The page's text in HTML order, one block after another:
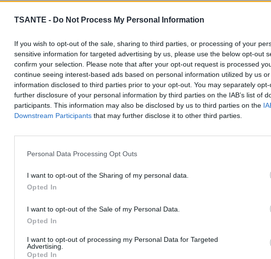
TSANTE - Do Not Process My Personal Information
If you wish to opt-out of the sale, sharing to third parties, or processing of your
sensitive information for targeted advertising by us, please use the below opt-out
confirm your selection. Please note that after your opt-out request is processed
continue seeing interest-based ads based on personal information utilized by us
information disclosed to third parties prior to your opt-out. You may separately
further disclosure of your personal information by third parties on the IAB’s list of
participants. This information may also be disclosed by us to third parties on the
Downstream Participants that may further disclose it to other third parties.
Personal Data Processing Opt Outs
I want to opt-out of the Sharing of my personal data.
Opted In
I want to opt-out of the Sale of my Personal Data.
Opted In
I want to opt-out of processing my Personal Data for Targeted
Advertising.
Opted In
sèche pour sécher les vêtements plus rapidement ! Parce
l’humidité des vêtements fraîchement lavés et donc aidera à